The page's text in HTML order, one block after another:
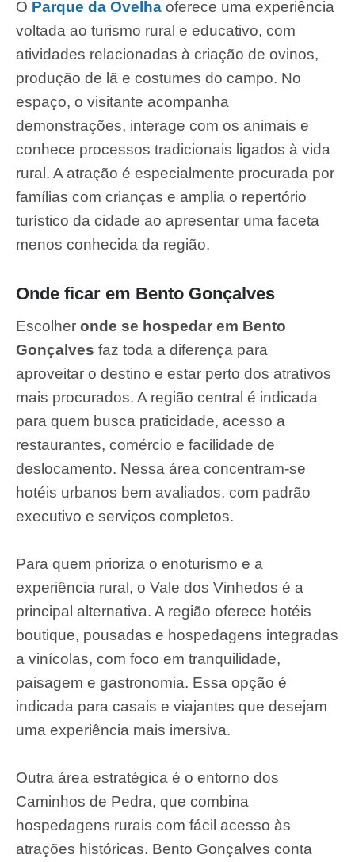
O Parque da Ovelha oferece uma experiência
voltada ao turismo rural e educativo, com
atividades relacionadas à criação de ovinos,
produção de lã e costumes do campo. No
espaço, o visitante acompanha
demonstrações, interage com os animais e
conhece processos tradicionais ligados à vida
rural. A atração é especialmente procurada por
famílias com crianças e amplia o repertório
turístico da cidade ao apresentar uma faceta
menos conhecida da região.
Onde ficar em Bento Gonçalves
Escolher onde se hospedar em Bento
Gonçalves faz toda a diferença para
aproveitar o destino e estar perto dos atrativos
mais procurados. A região central é indicada
para quem busca praticidade, acesso a
restaurantes, comércio e facilidade de
deslocamento. Nessa área concentram-se
hotéis urbanos bem avaliados, com padrão
executivo e serviços completos.
Para quem prioriza o enoturismo e a
experiência rural, o Vale dos Vinhedos é a
principal alternativa. A região oferece hotéis
boutique, pousadas e hospedagens integradas
a vinícolas, com foco em tranquilidade,
paisagem e gastronomia. Essa opção é
indicada para casais e viajantes que desejam
uma experiência mais imersiva.
Outra área estratégica é o entorno dos
Caminhos de Pedra, que combina
hospedagens rurais com fácil acesso às
atrações históricas. Bento Gonçalves conta